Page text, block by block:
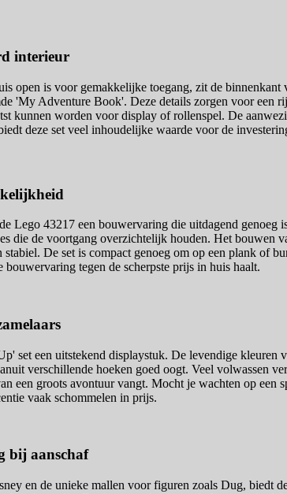
interieur
open is voor gemakkelijke toegang, zit de
'My Adventure Book'. Deze details zorgen voor
kunnen worden voor display of rollenspel. De
deze set veel inhoudelijke waarde voor de
Lego 43217 een bouwervaring die uitdagend
die de voortgang overzichtelijk houden. Het bouwen
De set is compact genoeg om op een plank of
tegen de scherpste prijs in huis haalt.
set een uitstekend displaystuk. De levendige
verschillende hoeken goed oogt. Veel volwassen
een groots avontuur vangt. Mocht je wachten op
vaak schommelen in prijs.
bij aanschaf
en de unieke mallen voor figuren zoals Dug, biedt